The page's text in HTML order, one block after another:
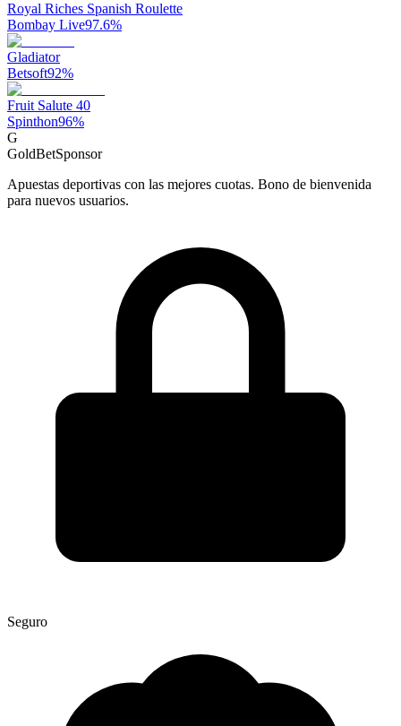
Royal Riches Spanish Roulette
Bombay Live97.6%
Gladiator
Betsoft92%
Fruit Salute 40
Spinthon96%
G
GoldBetSponsor
Apuestas deportivas con las mejores cuotas. Bono de bienvenida
para nuevos usuarios.
Seguro